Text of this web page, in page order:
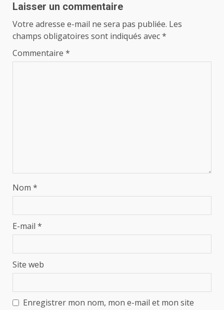
Laisser un commentaire
Votre adresse e-mail ne sera pas publiée. Les
champs obligatoires sont indiqués avec*
Commentaire *
Nom *
E-mail *
Site web
Enregistrer mon nom, mon e-mail et mon site